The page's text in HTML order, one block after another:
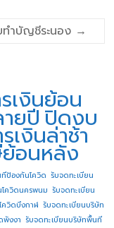
ทำบัญชีระนอง →
เงินย้อน
ยปี ปิดงบ
เงินล่าช้า
อนหลัง
ป้องกันโควิด รับจดทะเบียน
ควิดนครพนม รับจดทะเบียน
วิดบึงกาฬ รับจดทะเบียนบริษัท
พังงา รับจดทะเบียนบริษัทพื้นที